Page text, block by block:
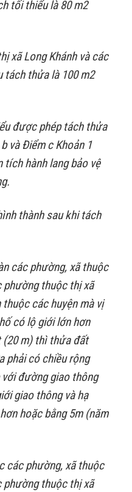
tối thiểu là 80 m2
xã Long Khánh và các
tách thửa là 100 m2
được phép tách thửa
và Điểm c Khoản 1
hành lang bảo vệ
thành sau khi tách
các phường, xã thuộc
phường thuộc thị xã
các huyện mà vị
có lộ giới lớn hơn
(20 m) thì thửa đất
phải có chiều rộng
đường giao thông
giao thông và hạ
hoặc bằng 5m (năm
các phường, xã thuộc
phường thuộc thị xã